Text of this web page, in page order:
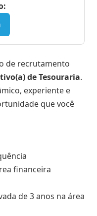
de recrutamento
de Tesouraria.
experiente e
que você
financeira
de 3 anos na área